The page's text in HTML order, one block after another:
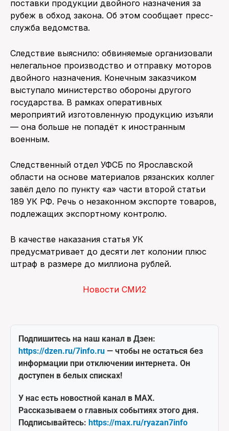
поставки продукции двойного назначения за
рубеж в обход закона. Об этом сообщает пресс-
служба ведомства.
Следствие выяснило: обвиняемые организовали
нелегальное производство и отправку моторов
двойного назначения. Конечным заказчиком
выступало министерство обороны другого
государства. В рамках оперативных
мероприятий изготовленную продукцию изъяли
— она больше не попадёт к иностранным
военным.
Следственный отдел УФСБ по Ярославской
области на основе материалов рязанских коллег
завёл дело по пункту «а» части второй статьи
189 УК РФ. Речь о незаконном экспорте товаров,
подлежащих экспортному контролю.
В качестве наказания статья УК
предусматривает до десяти лет колонии плюс
штраф в размере до миллиона рублей.
Новости СМИ2
Подпишитесь на наш канал в Дзен:
https://dzen.ru/7info.ru — чтобы не остаться без
информации при отключении интернета. Он
доступен в белых списках!
У нас есть новостной канал в MAX.
Рассказываем о главных событиях этого дня.
Подписывайтесь: https://max.ru/ryazan7info